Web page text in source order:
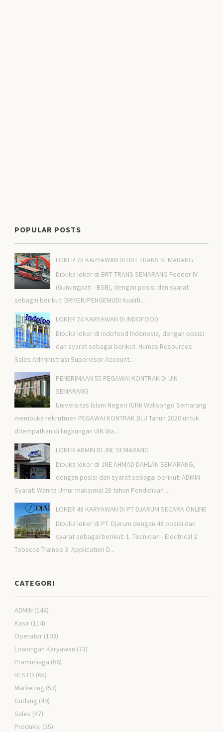
POPULAR POSTS
LOKER 75 KARYAWAN DI BRT TRANS SEMARANG
Dibuka loker di BRT TRANS SEMARANG Feeder IV
(Gunungpati - BSB), dengan posisi dan syarat
sebagai berikut: DRIVER/PENGEMUDI Kualifi...
LOKER 74 KARYAWAN DI INDOFOOD
Dibuka loker di Indofood Indonesia, dengan posisi
dan syarat sebagai berikut: Humas Resources
Sales Administrasi Supervisor Account...
PENERIMAAN 55 PEGAWAI KONTRAK DI UIN
SEMARANG
Universitas Islam Negeri (UIN) Walisongo Semarang
membuka rekrutmen PEGAWAI KONTRAK BLU Tahun 2020 untuk
ditempatkan di lingkungan UIN Wa...
LOKER ADMIN DI JNE SEMARANG
Dibuka loker di JNE AHMAD DAHLAN SEMARANG,
dengan posisi dan syarat sebagai berikut: ADMIN
Syarat: Wanita Umur maksimal 28 tahun Pendidikan ...
LOKER 48 KARYAWAN DI PT DJARUM SECARA ONLINE
Dibuka loker di PT. Djarum dengan 48 posisi dan
syarat sebagai berikut: 1. Tecnician - Electrical 2.
Tobacco Trainee 3. Application D...
CATEGORI
ADMIN (144)
Kasir (114)
Operator (103)
Lowongan Karyawan (73)
Pramuniaga (66)
RESTO (65)
Marketing (53)
Gudang (49)
Sales (47)
Produksi (35)